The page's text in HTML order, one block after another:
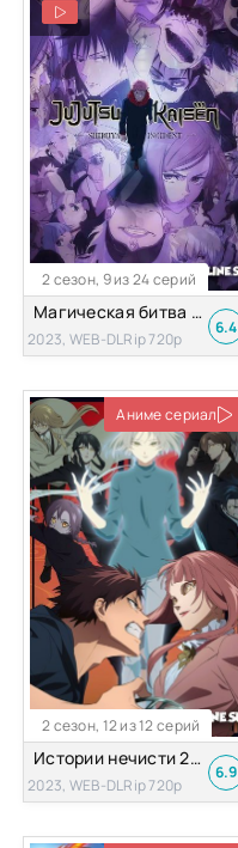
2 сезон, 9 из 24 серий
Магическая битва 2 Сезон
2023, WEB-DLRip 720p
6.4
Аниме сериал
2 сезон, 12 из 12 серий
Истории нечисти 2 Сезон
2023, WEB-DLRip 720p
6.9